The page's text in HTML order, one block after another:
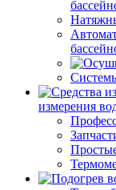
измерения